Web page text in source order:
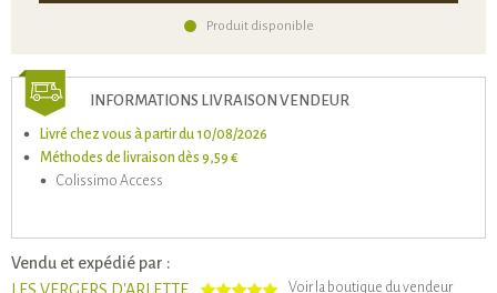
Produit disponible
INFORMATIONS LIVRAISON VENDEUR
Livré chez vous à partir du 10/08/2026
Méthodes de livraison dès 9,59 €
Colissimo Access
Vendu et expédié par :
LES VERGERS D'ARLETTE
Voir la boutique du vendeur